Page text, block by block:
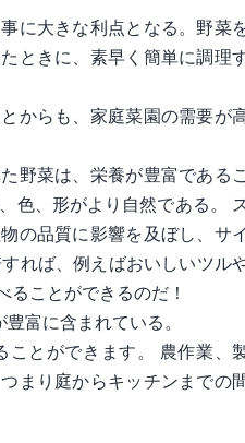
に大きな利点となる。野菜
ときに、素早く簡単に調理
からも、家庭菜園の需要が
野菜は、栄養が豊富であるこ
色、形がより自然である。
の品質に影響を及ぼし、サイ
れば、例えばおいしいツル
ことができるのだ！
富に含まれている。
ことができます。 農作業、
まり庭からキッチンまでの